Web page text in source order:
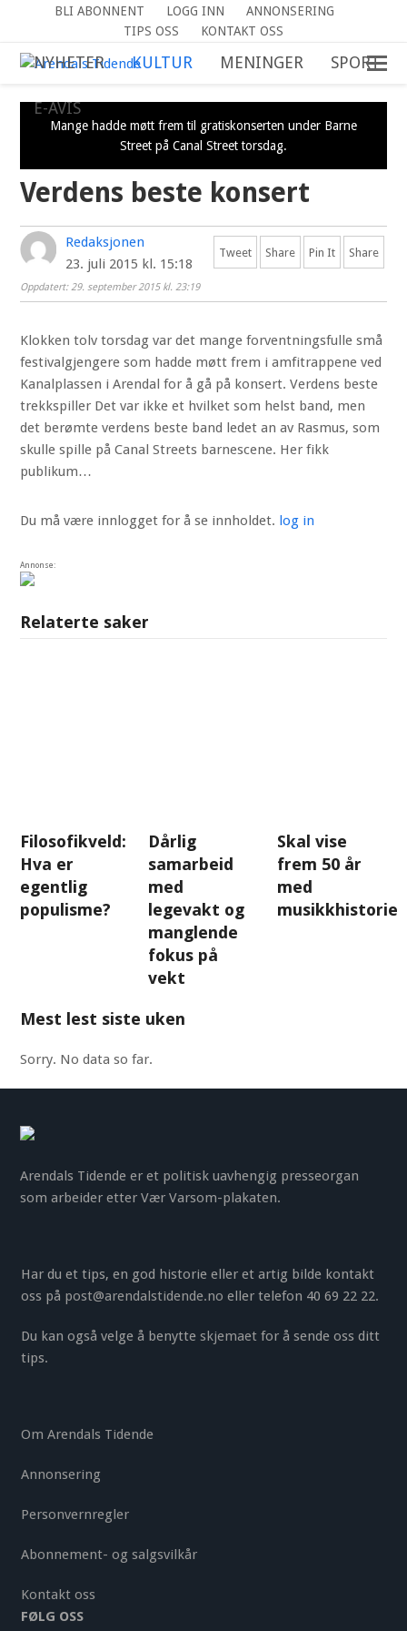
BLI ABONNENT LOGG INN
ANNONSERING
TIPS OSS
KONTAKT OSS
NYHETER KULTUR MENINGER SPORT
E-AVIS
Mange hadde møtt frem til gratiskonserten under Barne
Street på Canal Street torsdag.
Verdens beste konsert
Tweet Share Pin It Share
Redaksjonen
23. juli 2015 kl. 15:18
Oppdatert: 29. september 2015 kl. 23:19
Klokken tolv torsdag var det mange forventningsfulle små
festivalgjengere som hadde møtt frem i amfitrappene ved
Kanalplassen i Arendal for å gå på konsert. Verdens beste
trekkspiller Det var ikke et hvilket som helst band, men
det berømte verdens beste band ledet an av Rasmus, som
skulle spille på Canal Streets barnescene. Her fikk
publikum…
Du må være innlogget for å se innholdet. log in
Annonse:
Relaterte saker
Filosofikveld:
Hva er
egentlig
populisme?
Dårlig
samarbeid
med
legevakt og
manglende
fokus på
vekt
Skal vise
frem 50 år
med
musikkhistorie
Mest lest siste uken
Sorry. No data so far.
Arendals Tidende er et politisk uavhengig presseorgan
som arbeider etter Vær Varsom-plakaten.
Har du et tips, en god historie eller et artig bilde kontakt
oss på post@arendalstidende.no eller telefon 40 69 22 22.
Du kan også velge å benytte skjemaet for å sende oss ditt
tips.
Om Arendals Tidende
Annonsering
Personvernregler
Abonnement- og salgsvilkår
Kontakt oss
FØLG OSS